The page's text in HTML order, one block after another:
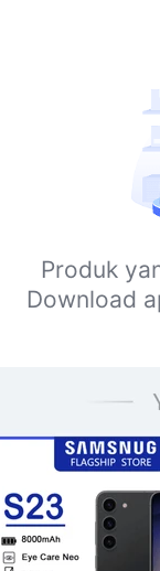
Produk
Download